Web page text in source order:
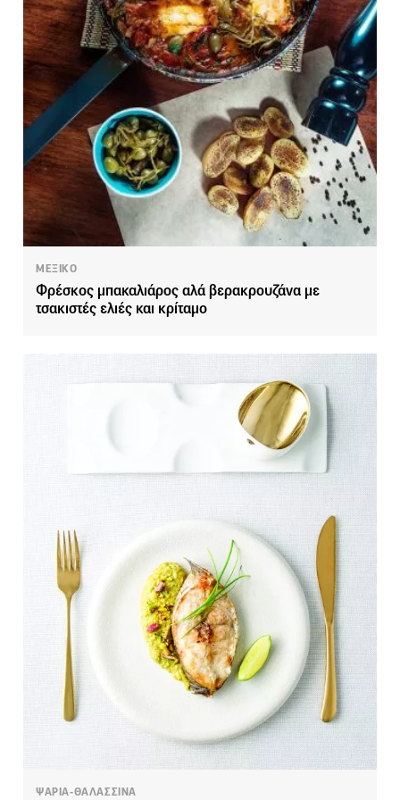
ΜΕΞΙΚΟ
Φρέσκος μπακαλιάρος αλά βερακρουζάνα με
τσακιστές ελιές και κρίταμο
ΨΑΡΙΑ-ΘΑΛΑΣΣΙΝΑ